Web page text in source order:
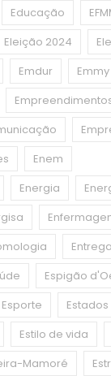
Educação
Eleição 2024
Emdur
Enem
Energia
Espigão
Esporte
Estilo de vida
Mamoré